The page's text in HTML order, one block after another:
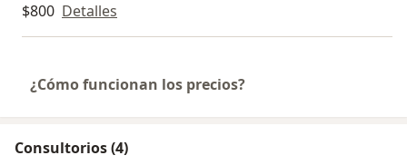
$800 Detalles
¿Cómo funcionan los precios?
Consultorios (4)